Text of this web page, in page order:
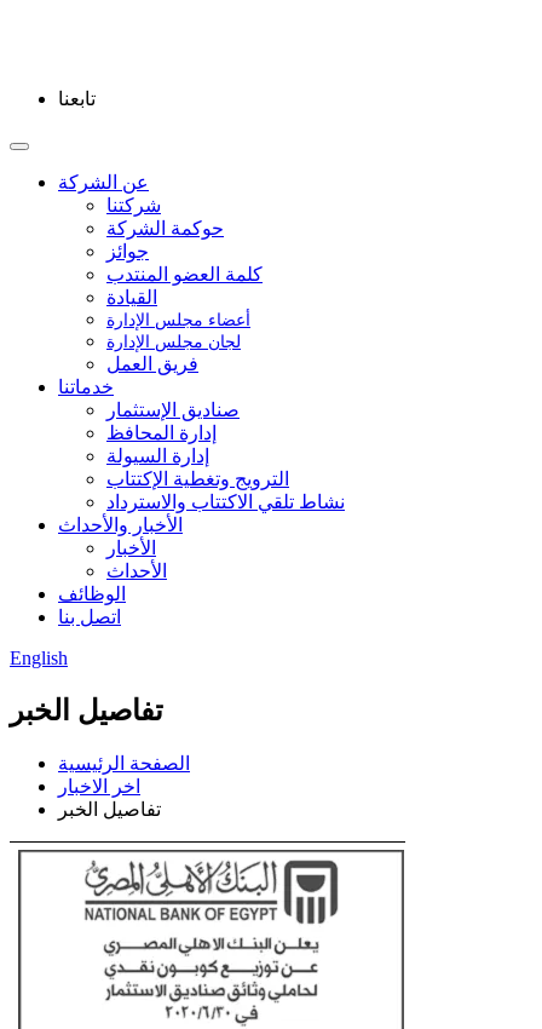
تابعنا
عن الشركة
شركتنا
حوكمة الشركة
جوائز
كلمة العضو المنتدب
القيادة
أعضاء مجلس الإدارة
لجان مجلس الإدارة
فريق العمل
خدماتنا
صناديق الإستثمار
إدارة المحافظ
إدارة السيولة
الترويج وتغطية الإكتتاب
نشاط تلقي الاكتتاب والاسترداد
الأخبار والأحداث
الأخبار
الأحداث
الوظائف
اتصل بنا
English
تفاصيل الخبر
الصفحة الرئيسية
اخر الاخبار
تفاصيل الخبر